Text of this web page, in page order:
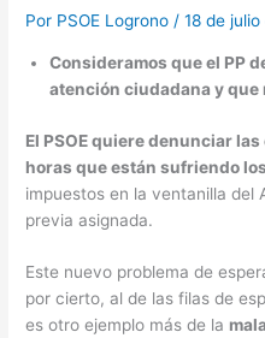
Por PSOE Logrono/18 de
Consideramos que el PP
atención ciudadana y que
El PSOE quiere denunciar
horas que están sufriendo
impuestos en la ventanilla del
previa asignada.
Este nuevo problema de
por cierto, al de las filas de
es otro ejemplo más de la